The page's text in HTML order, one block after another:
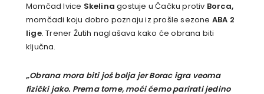
Momčad Ivice Skelina gostuje u Čačku protiv Borca,
momčadi koju dobro poznaju iz prošle sezone ABA 2
lige. Trener Žutih naglašava kako će obrana biti
ključna.
„Obrana mora biti još bolja jer Borac igra veoma
fizički jako. Prema tome, moći ćemo parirati jedino